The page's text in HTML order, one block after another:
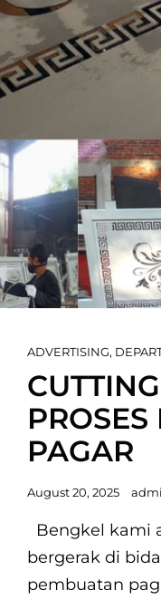
Cat
Links
ADVERTISING,
PAGAR
Posted
August 20, 2025
Bengkel kami
bergerak di
pembuatan